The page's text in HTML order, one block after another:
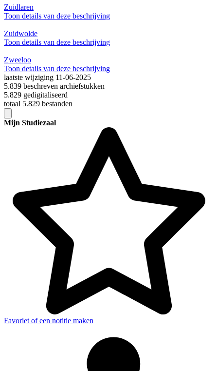
Zuidlaren
Toon details van deze beschrijving
Zuidwolde
Toon details van deze beschrijving
Zweeloo
Toon details van deze beschrijving
laatste wijziging 11-06-2025
5.839 beschreven archiefstukken
5.829 gedigitaliseerd
totaal 5.829 bestanden
Mijn Studiezaal
Favoriet of een notitie maken